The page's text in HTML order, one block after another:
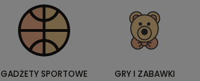
GADŻETY SPORTOWE GRY I ZABAWKI